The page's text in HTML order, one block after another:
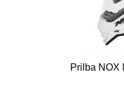
Prilba NOX